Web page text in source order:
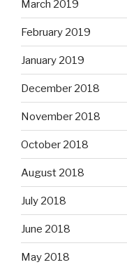
March 2019
February 2019
January 2019
December 2018
November 2018
October 2018
August 2018
July 2018
June 2018
May 2018